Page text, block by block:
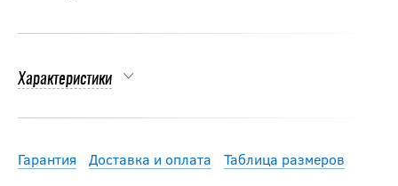
Характеристики
Гарантия Доставка и оплата Таблица размеров